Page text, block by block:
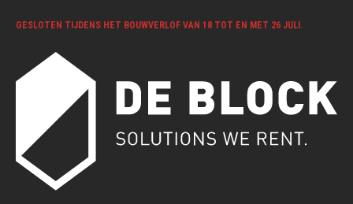
GESLOTEN TIJDENS HET BOUWVERLOF VAN 18 TOT EN MET 26 JULI.